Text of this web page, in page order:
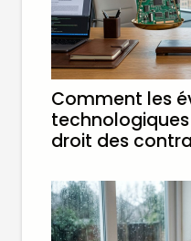
Comment les
droit des